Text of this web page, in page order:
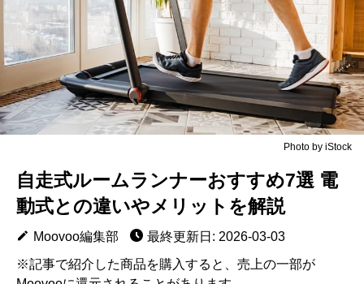
Photo by iStock
自走式ルームランナーおすすめ7選 電
動式との違いやメリットを解説
Moovoo編集部
最終更新日: 2026-03-03
※記事で紹介した商品を購入すると、売上の一部が